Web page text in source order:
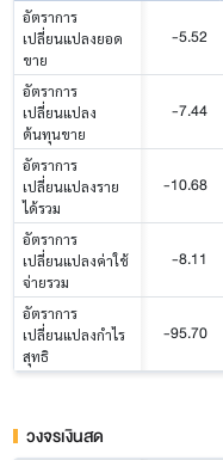
อัตราการ
เปลี่ยนแปลงยอด
ขาย
-5.52
อัตราการ
เปลี่ยนแปลง
ต้นทุนขาย
-7.44
อัตราการ
เปลี่ยนแปลงราย
ได้รวม
-10.68
อัตราการ
เปลี่ยนแปลงค่าใช้
จ่ายรวม
-8.11
อัตราการ
เปลี่ยนแปลงกำไร
สุทธิ
-95.70
วงจรเงินสด